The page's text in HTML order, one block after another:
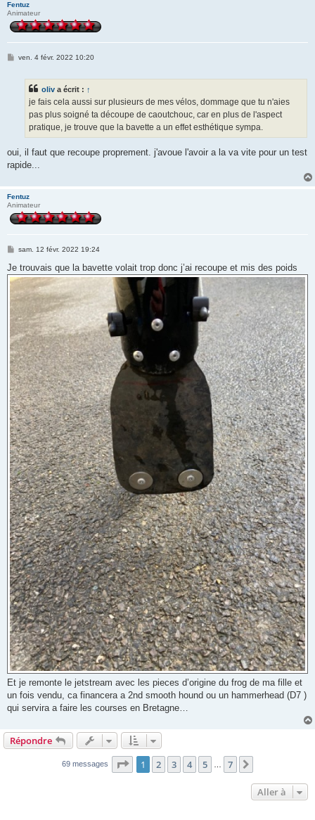
Fentuz
Animateur
Mven. 4 févr. 2022 10:20
oliv a écrit : ↑
je fais cela aussi sur plusieurs de mes vélos, dommage que tu n'aies
pas plus soigné ta découpe de caoutchouc, car en plus de l'aspect
pratique, je trouve que la bavette a un effet esthétique sympa.
oui, il faut que recoupe proprement. j'avoue l'avoir a la va vite pour un test
rapide...
Fentuz
Animateur
M
s
s
a
g
e
sam. 12 févr. 2022 19:24
Je trouvais que la bavette volait trop donc j’ai recoupe et mis des poids
Et je remonte le jetstream avec les pieces d’origine du frog de ma fille et
un fois vendu, ca financera a 2nd smooth hound ou un hammerhead (D7 )
qui servira a faire les courses en Bretagne…
Répondre
69 messages Page 1sur7
1 2 3 4 5 7
Aller à